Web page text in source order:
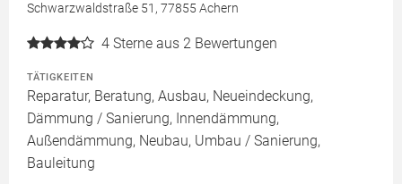
Schwarzwaldstraße 51, 77855 Achern
4 Sterne aus 2 Bewertungen
TÄTIGKEITEN
Reparatur, Beratung, Ausbau, Neueindeckung,
Dämmung / Sanierung, Innendämmung,
Außendämmung, Neubau, Umbau / Sanierung,
Bauleitung